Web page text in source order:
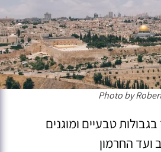
Photo by
טבעיים ומוגנים
החרמון